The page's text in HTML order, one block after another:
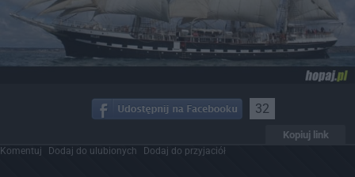
32
Kopiuj link
Komentuj Dodaj do ulubionych Dodaj do przyjaciół